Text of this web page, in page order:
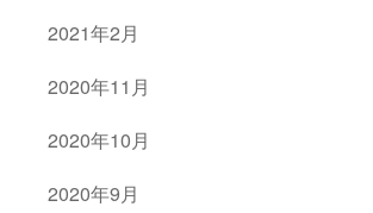
2021年2月
2020年11月
2020年10月
2020年9月